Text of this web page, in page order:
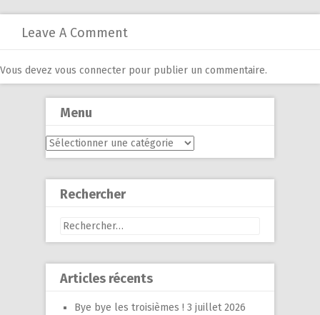
Leave A Comment
Vous devez vous connecter pour publier un commentaire.
Menu
Menu
Rechercher
Rechercher :
Articles récents
Bye bye les troisièmes ! 3 juillet 2026